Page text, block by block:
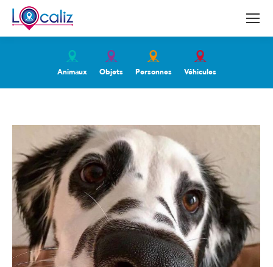
Animaux Objets Personnes Véhicules